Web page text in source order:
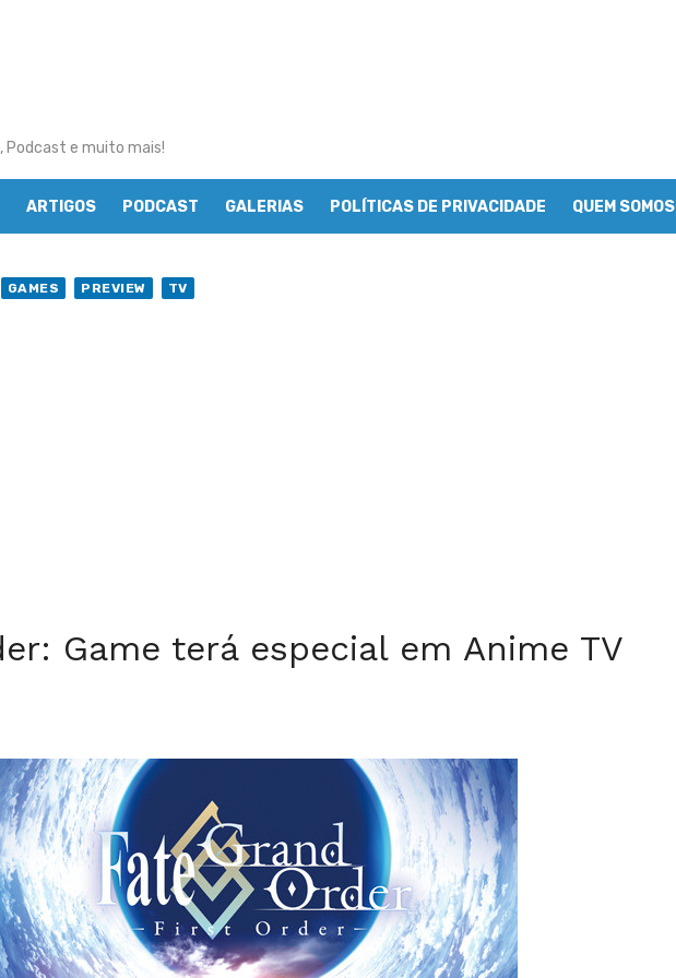
Podcast e muito mais!
ARTIGOS PODCAST GALERIAS POLÍTICAS DE PRIVACIDADE QUEM SOMOS
GAMES PREVIEW TV
Game terá especial em Anime TV